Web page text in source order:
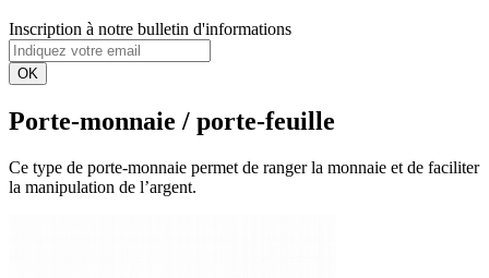
Inscription à notre bulletin d'informations
OK
Porte-monnaie / porte-feuille
Ce type de porte-monnaie permet de ranger la monnaie et de faciliter
la manipulation de l’argent.